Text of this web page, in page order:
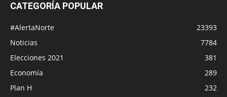
CATEGORÍA POPULAR
#AlertaNorte
23393
Noticias
7784
Elecciones 2021
381
Economía
289
Plan H
232